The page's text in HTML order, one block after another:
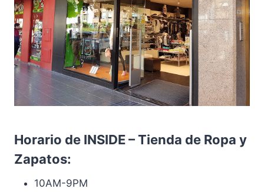
Horario de INSIDE – Tienda de Ropa y
Zapatos:
10AM-9PM